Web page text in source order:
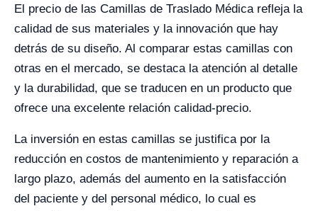
El precio de las Camillas de Traslado Médica refleja la
calidad de sus materiales y la innovación que hay
detrás de su diseño. Al comparar estas camillas con
otras en el mercado, se destaca la atención al detalle
y la durabilidad, que se traducen en un producto que
ofrece una excelente relación calidad-precio.
La inversión en estas camillas se justifica por la
reducción en costos de mantenimiento y reparación a
largo plazo, además del aumento en la satisfacción
del paciente y del personal médico, lo cual es